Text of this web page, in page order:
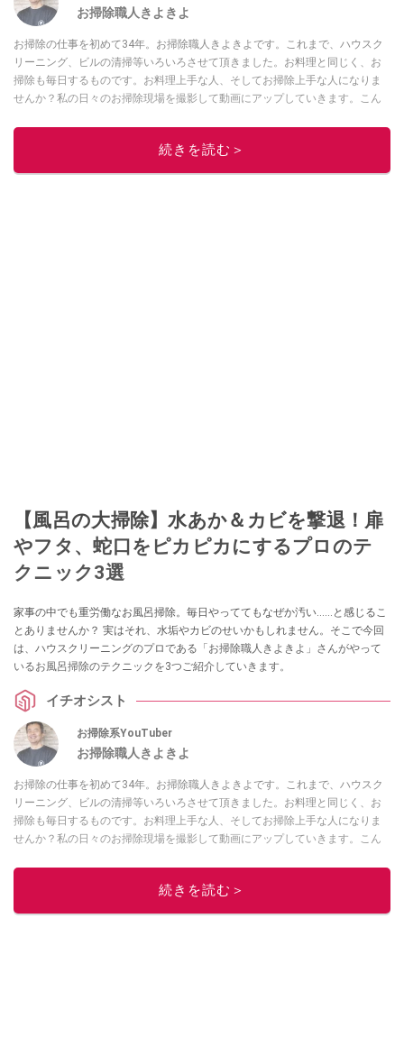
お掃除職人きよきよ
お掃除の仕事を初めて34年。お掃除職人きよきよです。これまで、ハウスク
リーニング、ビルの清掃等いろいろさせて頂きました。お料理と同じく、お
掃除も毎日するものです。お料理上手な人、そしてお掃除上手な人になりま
せんか？私の日々のお掃除現場を撮影して動画にアップしていきます。こん
チラ！
続きを読む＞
【風呂の大掃除】水あか＆カビを撃退！扉
やフタ、蛇口をピカピカにするプロのテ
クニック3選
家事の中でも重労働なお風呂掃除。毎日やっててもなぜか汚い……と感じるこ
とありませんか？ 実はそれ、水垢やカビのせいかもしれません。そこで今回
は、ハウスクリーニングのプロである「お掃除職人きよきよ」さんがやって
いるお風呂掃除のテクニックを3つご紹介していきます。
イチオシスト
お掃除系YouTuber
お掃除職人きよきよ
お掃除の仕事を初めて34年。お掃除職人きよきよです。これまで、ハウスク
リーニング、ビルの清掃等いろいろさせて頂きました。お料理と同じく、お
掃除も毎日するものです。お料理上手な人、そしてお掃除上手な人になりま
せんか？私の日々のお掃除現場を撮影して動画にアップしていきます。こん
チラ！
続きを読む＞